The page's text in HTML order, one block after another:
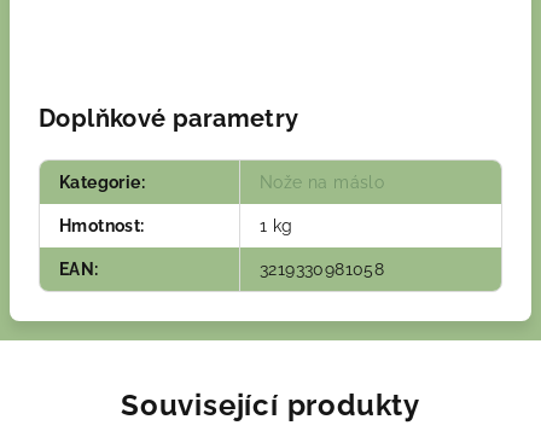
Doplňkové parametry
Kategorie: Nože na máslo
Hmotnost: 1 kg
EAN : 3219330981058
Související produkty